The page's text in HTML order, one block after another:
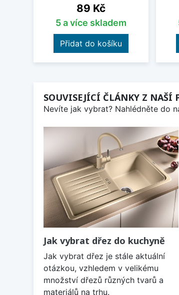
Cena
89 Kč
5 a více skladem
Přidat do košíku
SOUVISEJÍCÍ ČLÁNKY Z NAŠÍ
Nevíte jak vybrat? Nahlédněte do
Jak vybrat dřez do kuchyně
Jak vybrat dřez je stále aktuální
otázkou, vzhledem v velikému
množství dřezů různých tvarů a
materiálů na trhu.